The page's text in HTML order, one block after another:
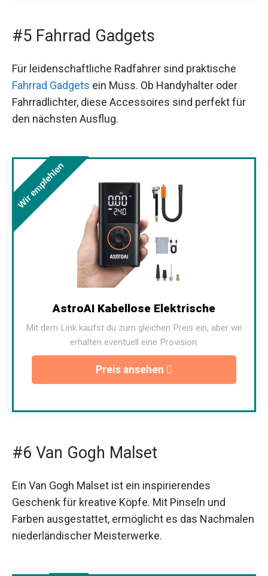
#5 Fahrrad Gadgets
Für leidenschaftliche Radfahrer sind praktische
Fahrrad Gadgets ein Muss. Ob Handyhalter oder
Fahrradlichter, diese Accessoires sind perfekt für
den nächsten Ausflug.
Wir empfehlen
AstroAI Kabellose Elektrische
Mit dem Link kaufst du zum gleichen Preis ein, aber wir
erhalten eventuell eine Provision.
Preis ansehen
#6 Van Gogh Malset
Ein Van Gogh Malset ist ein inspirierendes
Geschenk für kreative Köpfe. Mit Pinseln und
Farben ausgestattet, ermöglicht es das Nachmalen
niederländischer Meisterwerke.